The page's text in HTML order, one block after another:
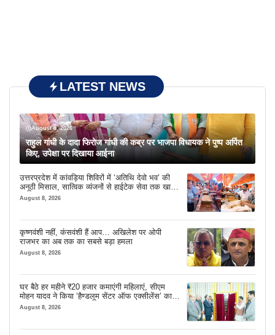
LATEST NEWS
August 8, 2026
राहुल गांधी के दादा फिरोज गांधी की कब्र पर भाजपा विधायक ने पुष्प अर्पित
किए, उपेक्षा पर दिखाया आईना
उत्तरप्रदेश में कांवड़िया शिविरों में ‘अतिथि देवो भव’ की
अनूठी मिसाल, सात्विक व्यंजनों से हाईटेक सेवा तक खास
इंतजाम
August 8, 2026
कृष्णवंशी नहीं, कंसवंशी हैं आप… अखिलेश पर ओपी
राजभर का अब तक का सबसे बड़ा हमला
August 8, 2026
घर बैठे हर महीने ₹20 हजार कमाएंगी महिलाएं, सीएम
मोहन यादव ने किया ‘हैण्डलूम सेंटर ऑफ एक्सीलेंस’ का
शुभारंभ
August 8, 2026